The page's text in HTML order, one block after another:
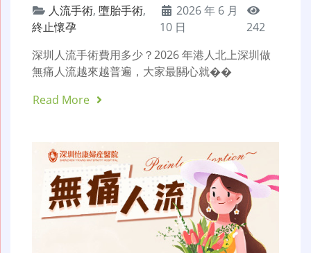
人流手術, 墮胎手術,
終止懷孕
2026 年 6 月
10 日
242
深圳人流手術費用多少？2026 年港人北上深圳做
無痛人流越來越普遍，大家最關心就��
Read More